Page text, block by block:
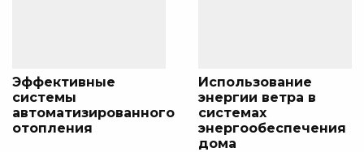
Эффективные
системы
автоматизированного
отопления
Использование
энергии ветра в
системах
энергообеспечения
дома